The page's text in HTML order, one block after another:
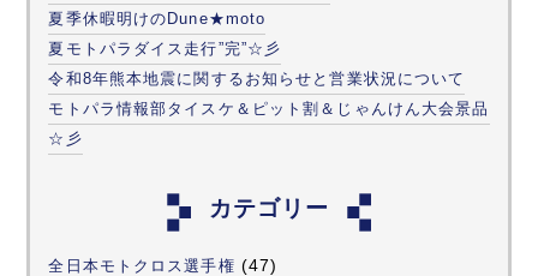
夏季休暇明けのDune★moto
夏モトパラダイス走行”完”☆彡
令和8年熊本地震に関するお知らせと営業状況について
モトパラ情報部タイスケ＆ピット割＆じゃんけん大会景品
☆彡
カテゴリー
全日本モトクロス選手権 (47)